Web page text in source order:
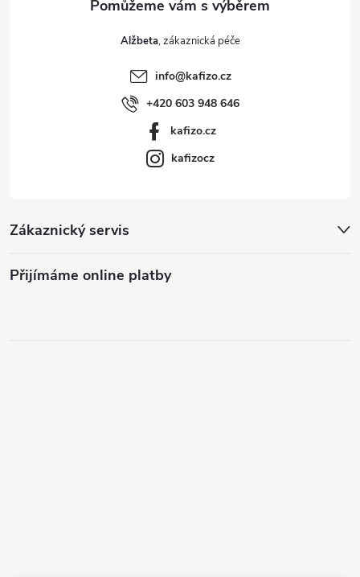
Zákaznický servis
Přijímáme online platby
Alžbeta
info@kafizo.cz
+420 603 948 646
kafizo.cz
kafizocz